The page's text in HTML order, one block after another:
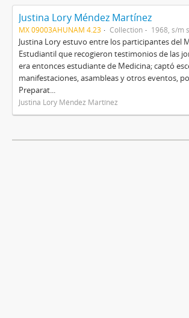
Justina Lory Méndez Martínez
MX 09003AHUNAM 4.23 Collection 1968, s/m
Justina Lory estuvo entre los participantes del
Estudiantil que recogieron testimonios de las
era entonces estudiante de Medicina; captó
manifestaciones, asambleas y otros eventos,
Preparat...
Justina Lory Méndez Martínez